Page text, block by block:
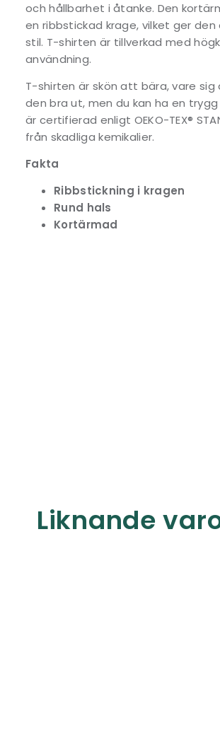
och hållbarhet i åtanke. Den
en ribbstickad krage, vilket ger
stil. T-shirten är tillverkad med
användning.
T-shirten är skön att bära, vare
den bra ut, men du kan ha en
är certifierad enligt OEKO-TEX®
från skadliga kemikalier.
Fakta
Ribbstickning i kragen
Rund hals
Kortärmad
Liknande